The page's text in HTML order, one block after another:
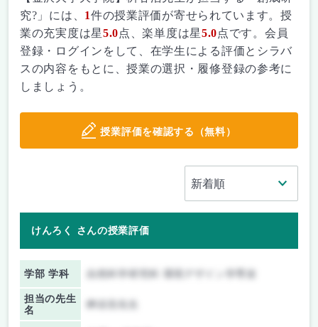
究?」には、 1件の授業評価が寄せられています。授
業の充実度は星5.0点、楽単度は星5.0点です。会員
登録・ログインをして、在学生による評価とシラバ
スの内容をもとに、授業の選択・履修登録の参考に
しましょう。
授業評価を確認する（無料）
けんろく さんの授業評価
学部 学科
担当の先生
名